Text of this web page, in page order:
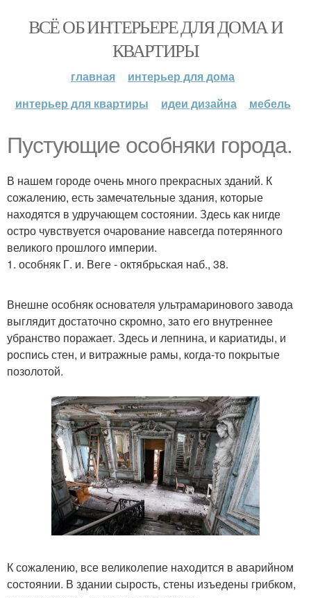
ВСЁ ОБ ИНТЕРЬЕРЕ ДЛЯ ДОМА И
КВАРТИРЫ
главная
интерьер для дома
интерьер для квартиры
идеи дизайна мебель
Пустующие особняки города.
В нашем городе очень много прекрасных зданий. К
сожалению, есть замечательные здания, которые
находятся в удручающем состоянии. Здесь как нигде
остро чувствуется очарование навсегда потерянного
великого прошлого империи.
1. особняк Г. и. Веге - октябрьская наб., 38.
Внешне особняк основателя ультрамаринового завода
выглядит достаточно скромно, зато его внутреннее
убранство поражает. Здесь и лепнина, и кариатиды, и
роспись стен, и витражные рамы, когда-то покрытые
позолотой.
К сожалению, все великолепие находится в аварийном
состоянии. В здании сырость, стены изъедены грибком,